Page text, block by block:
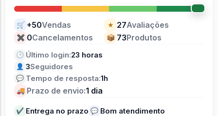
🛒 +50Vendas ★ 27Avaliações
✖ 0Cancelamentos 📦 73Produtos
🕒 Último login:23 horas
👤 3Seguidores
💬 Tempo de resposta:1h
🚚 Prazo de envio:1 dia
✔ Entrega no prazo 💬 Bom atendimento